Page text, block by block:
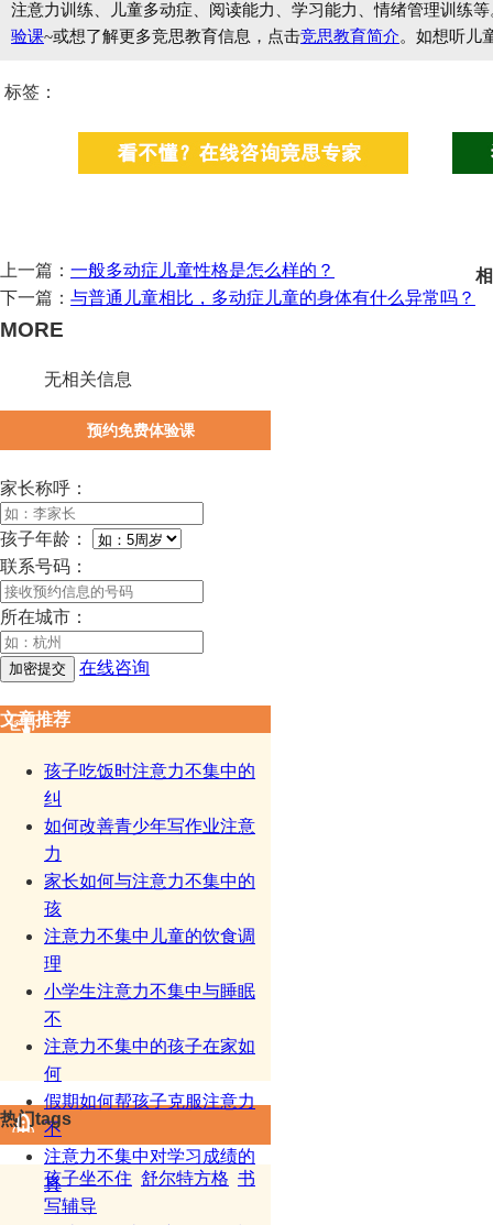
注意力训练、儿童多动症、阅读能力、学习能力、情绪管理训练
验课~或想了解更多竞思教育信息，点击竞思教育简介。如想听儿
标签：
上一篇： 一般多动症儿童性格是怎么样的？
下一篇： 与普通儿童相比，多动症儿童的身体有什么异常吗？
MORE
无相关信息
预约免费体验课
家长称呼：
孩子年龄：
联系号码：
所在城市：
在线咨询
文章推荐
孩子吃饭时注意力不集中的
纠
如何改善青少年写作业注意
力
家长如何与注意力不集中的
孩
注意力不集中儿童的饮食调
理
小学生注意力不集中与睡眠
不
注意力不集中的孩子在家如
何
假期如何帮孩子克服注意力
不
注意力不集中对学习成绩的
真
热门tags
孩子坐不住 舒尔特方格 书
写辅导